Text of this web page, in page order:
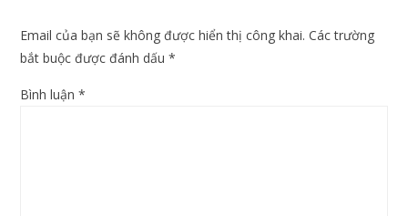
Email của bạn sẽ không được hiển thị công khai. Các trường
bắt buộc được đánh dấu*
Bình luận*